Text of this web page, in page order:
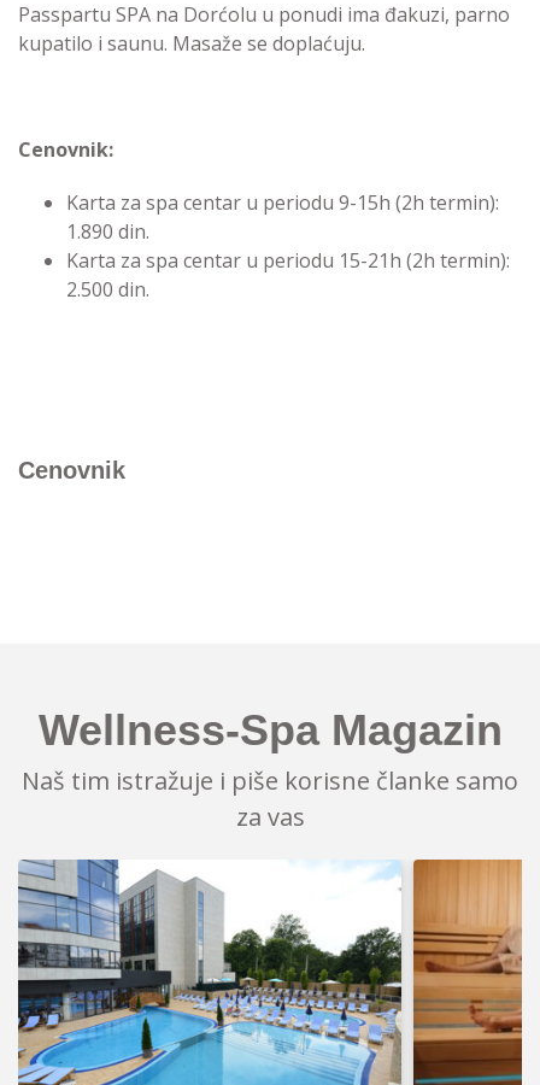
Passpartu SPA na Dorćolu u ponudi ima đakuzi, parno
kupatilo i saunu. Masaže se doplaćuju.
Cenovnik:
Karta za spa centar u periodu 9-15h (2h termin):
1.890 din.
Karta za spa centar u periodu 15-21h (2h termin):
2.500 din.
Cenovnik
Wellness-Spa Magazin
Naš tim istražuje i piše korisne članke samo
za vas